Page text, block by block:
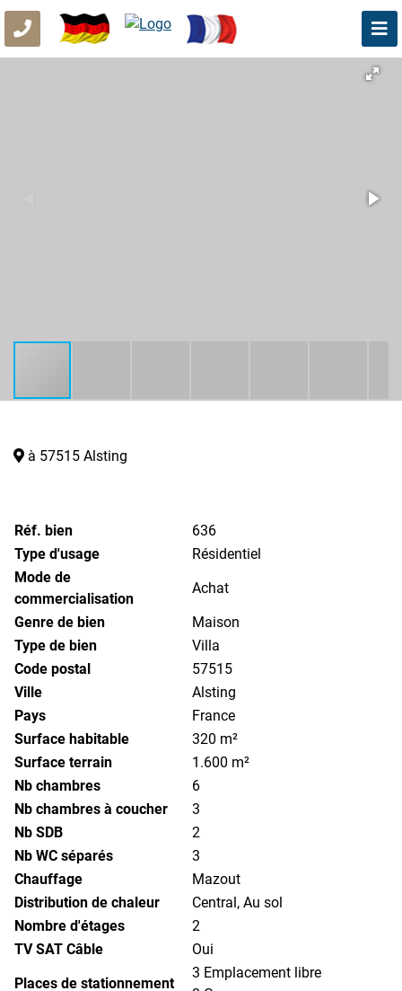
à 57515 Alsting
Réf. bien
636
Type d'usage
Résidentiel
Mode de
commercialisation
Achat
Genre de bien
Maison
Type de bien
Villa
Code postal
57515
Ville
Alsting
Pays
France
Surface habitable
320 m²
Surface terrain
1.600 m²
Nb chambres
6
Nb chambres à coucher
3
Nb SDB
2
Nb WC séparés
3
Chauffage
Mazout
Distribution de chaleur
Central, Au sol
Nombre d'étages
2
TV SAT Câble
Oui
Places de stationnement
3 Emplacement libre